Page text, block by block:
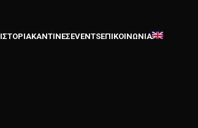
ΙΣΤΟΡΙΑΚΑΝΤΙΝΕΣEVENTSΕΠΙΚΟΙΝΩΝΙΑ